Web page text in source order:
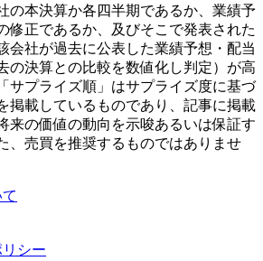
の本決算か各四半期であるか、業績予
修正であるか、及びそこで発表された
会社が過去に公表した業績予想・配当
の決算との比較を数値化し判定）が高
サプライズ順」はサプライズ度に基づ
掲載しているものであり、記事に掲載
来の価値の動向を示唆あるいは保証す
、売買を推奨するものではありませ
シー